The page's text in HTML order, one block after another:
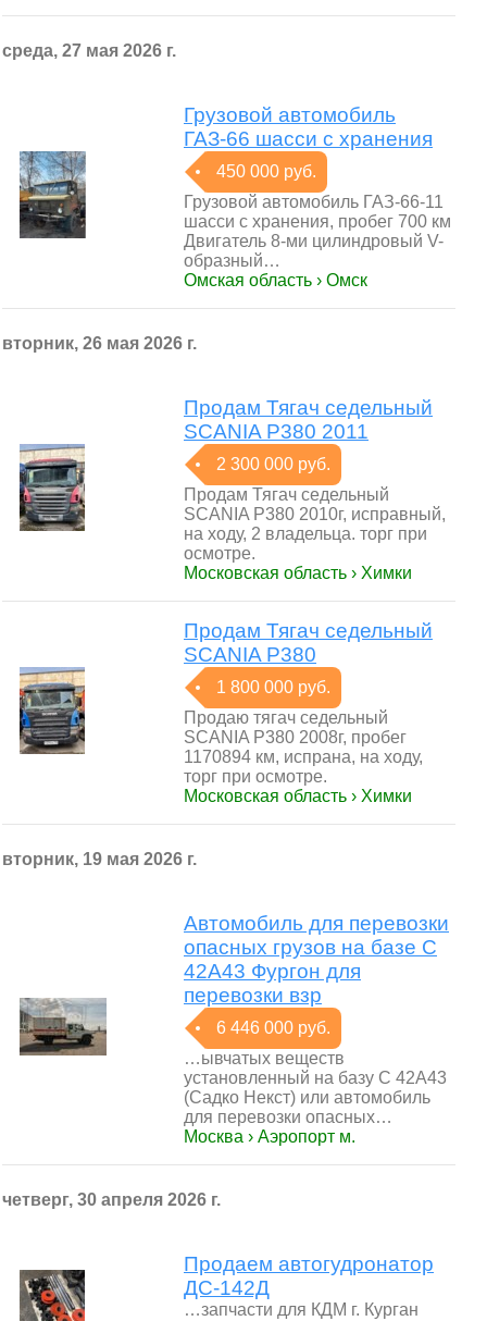
среда, 27 мая 2026 г.
Грузовой автомобиль
ГАЗ-66 шасси с хранения
450 000 руб.
Грузовой автомобиль ГАЗ-66-11
шасси с хранения, пробег 700 км
Двигатель 8-ми цилиндровый V-
образный…
Омская область › Омск
вторник, 26 мая 2026 г.
Продам Тягач седельный
SCANIA Р380 2011
2 300 000 руб.
Продам Тягач седельный
SCANIA Р380 2010г, исправный,
на ходу, 2 владельца. торг при
осмотре.
Московская область › Химки
Продам Тягач седельный
SCANIA Р380
1 800 000 руб.
Продаю тягач седельный
SCANIA Р380 2008г, пробег
1170894 км, испрана, на ходу,
торг при осмотре.
Московская область › Химки
вторник, 19 мая 2026 г.
Автомобиль для перевозки
опасных грузов на базе С
42А43 Фургон для
перевозки взр
6 446 000 руб.
…ывчатых веществ
установленный на базу С 42А43
(Садко Некст) или автомобиль
для перевозки опасных…
Москва › Аэропорт м.
четверг, 30 апреля 2026 г.
Продаем автогудронатор
ДС-142Д
…запчасти для КДМ г. Курган